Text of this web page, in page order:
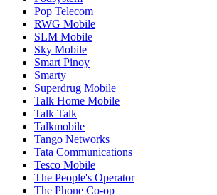
Pop Telecom
RWG Mobile
SLM Mobile
Sky Mobile
Smart Pinoy
Smarty
Superdrug Mobile
Talk Home Mobile
Talk Talk
Talkmobile
Tango Networks
Tata Communications
Tesco Mobile
The People's Operator
The Phone Co-op